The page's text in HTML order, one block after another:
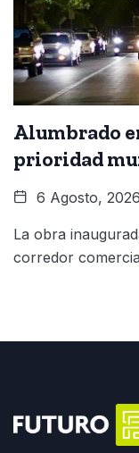
Alumbrado
prioridad
6 Agosto, 2026
La obra
corredor